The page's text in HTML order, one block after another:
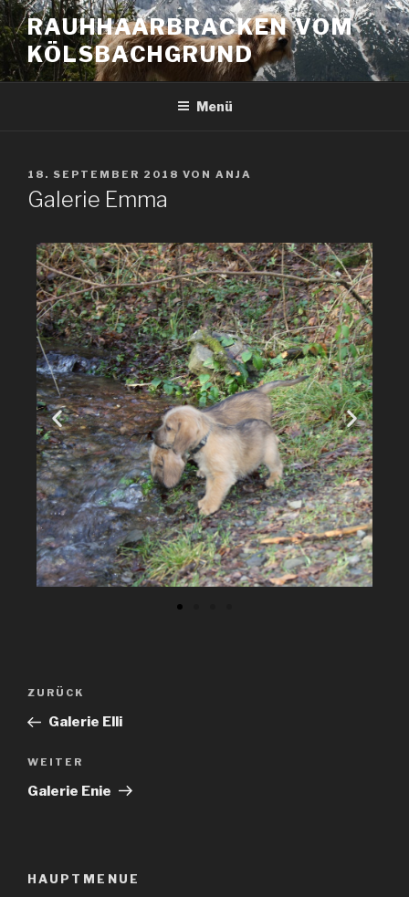
RAUHHAARBRACKEN VOM
KÖLSBACHGRUND
Menü
18. SEPTEMBER 2018 VON ANJA
Galerie Emma
ZURÜCK
Galerie Elli
WEITER
Galerie Enie
HAUPTMENUE